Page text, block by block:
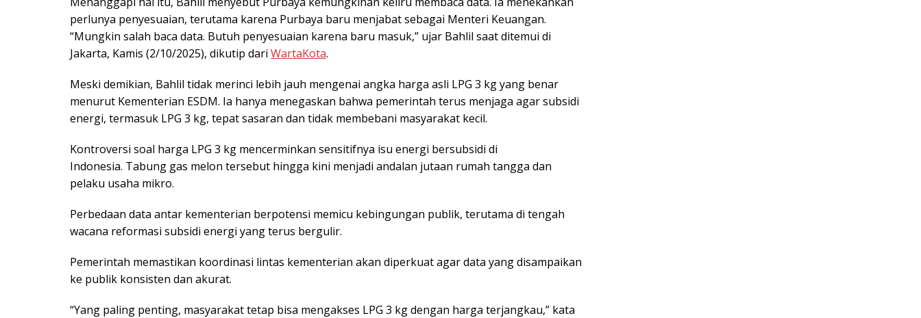
perlunya penyesuaian, terutama karena Purbaya baru menjabat sebagai Menteri Keuangan.
“Mungkin salah baca data. Butuh penyesuaian karena baru masuk,” ujar Bahlil saat ditemui di
Jakarta, Kamis (2/10/2025), dikutip dari WartaKota.
Meski demikian, Bahlil tidak merinci lebih jauh mengenai angka harga asli LPG 3 kg yang benar
menurut Kementerian ESDM. Ia hanya menegaskan bahwa pemerintah terus menjaga agar subsidi
energi, termasuk LPG 3 kg, tepat sasaran dan tidak membebani masyarakat kecil.
Kontroversi soal harga LPG 3 kg mencerminkan sensitifnya isu energi bersubsidi di
Indonesia. Tabung gas melon tersebut hingga kini menjadi andalan jutaan rumah tangga dan
pelaku usaha mikro.
Perbedaan data antar kementerian berpotensi memicu kebingungan publik, terutama di tengah
wacana reformasi subsidi energi yang terus bergulir.
Pemerintah memastikan koordinasi lintas kementerian akan diperkuat agar data yang disampaikan
ke publik konsisten dan akurat.
“Yang paling penting, masyarakat tetap bisa mengakses LPG 3 kg dengan harga terjangkau,” kata